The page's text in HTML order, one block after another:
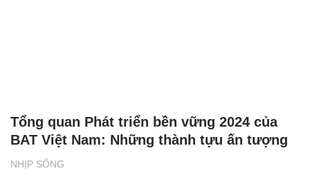
NHỊP SỐNG
Tổng quan Phát triển bền vững 2024 của
BAT Việt Nam: Những thành tựu ấn tượng